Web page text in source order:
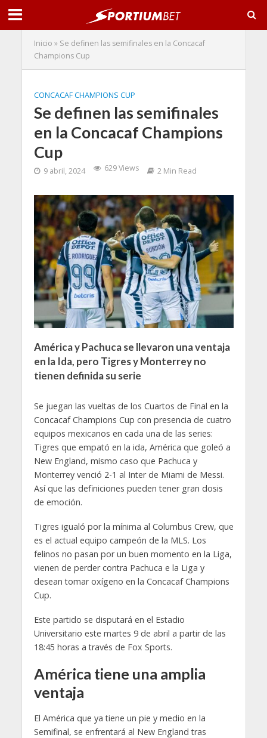
Inicio » Se definen las semifinales en la Concacaf
Champions Cup
CONCACAF CHAMPIONS CUP
Se definen las semifinales
en la Concacaf Champions
Cup
9 abril, 2024 629 Views 2 Min Read
América y Pachuca se llevaron una ventaja
en la Ida, pero Tigres y Monterrey no
tienen definida su serie
Se juegan las vueltas de los Cuartos de Final en la
Concacaf Champions Cup con presencia de cuatro
equipos mexicanos en cada una de las series:
Tigres que empató en la ida, América que goleó a
New England, mismo caso que Pachuca y
Monterrey venció 2-1 al Inter de Miami de Messi.
Así que las definiciones pueden tener gran dosis
de emoción.
Tigres igualó por la mínima al Columbus Crew, que
es el actual equipo campeón de la MLS. Los
felinos no pasan por un buen momento en la Liga,
vienen de perder contra Pachuca e la Liga y
desean tomar oxígeno en la Concacaf Champions
Cup.
Este partido se disputará en el Estadio
Universitario este martes 9 de abril a partir de las
18:45 horas a través de Fox Sports.
América tiene una amplia
ventaja
El América que ya tiene un pie y medio en la
Semifinal, se enfrentará al New England tras